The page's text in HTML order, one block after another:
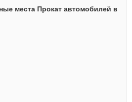
места Прокат автомобилей в